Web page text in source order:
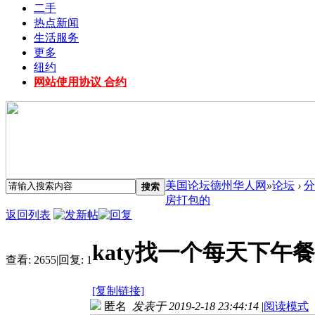
二手
热点新闻
生活服务
更多
纽约
网站使用协议 合约
搜索 美国论坛德州华人网 »论坛 ›
房打包的
返回列表
查看: 2655|回复: 1katy找一个每天下午
[复制链接]
匿名 发表于 2019-2-18 23:44:14 |阅读模式